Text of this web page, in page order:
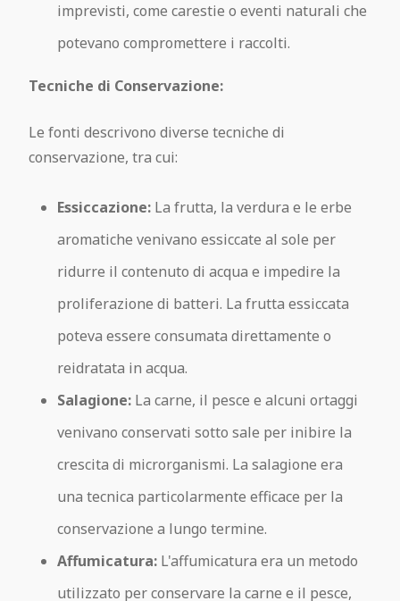
imprevisti, come carestie o eventi naturali che
potevano compromettere i raccolti.
Tecniche di Conservazione:
Le fonti descrivono diverse tecniche di
conservazione, tra cui:
Essiccazione: La frutta, la verdura e le erbe
aromatiche venivano essiccate al sole per
ridurre il contenuto di acqua e impedire la
proliferazione di batteri. La frutta essiccata
poteva essere consumata direttamente o
reidratata in acqua.
Salagione: La carne, il pesce e alcuni ortaggi
venivano conservati sotto sale per inibire la
crescita di microrganismi. La salagione era
una tecnica particolarmente efficace per la
conservazione a lungo termine.
Affumicatura: L'affumicatura era un metodo
utilizzato per conservare la carne e il pesce,